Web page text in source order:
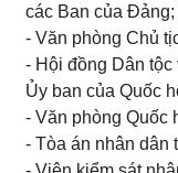
các Ban của Đảng;
- Văn phòng Chủ
- Hội đồng Dân tộc
Ủy ban của Quốc
- Văn phòng Quốc
- Tòa án nhân dân